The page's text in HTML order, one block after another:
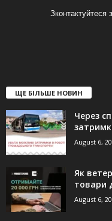
Зконтактуйтеся
ЩЕ БІЛЬШЕ НОВИН
Через
August 6,
Як
товари
August 6,